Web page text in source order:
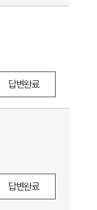
답변완료
답변완료